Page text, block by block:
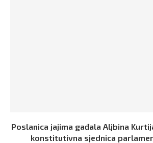
Poslanica jajima gađala Aljbina
konstitutivna sjednica